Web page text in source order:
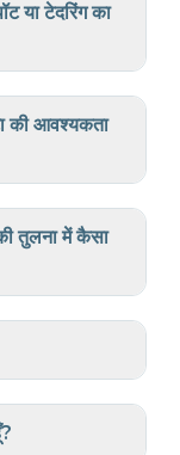
या टेदरिंग का
की आवश्यकता
तुलना में कैसा